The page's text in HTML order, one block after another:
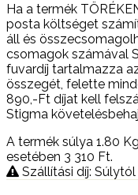
Ha a termék
posta költséget
áll és
csomagok számával
fuvardíj tartalmazza
összegét, felette
890,-Ft díjat kell
Stigma
A termék súlya 1.80 Kg
esetében 3 310 Ft.
Szállítási díj: